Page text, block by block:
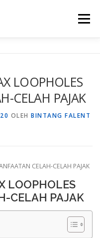
Menu
EVALUASI
LOOPHOLES
CELAH PAJAK
OLEH BINTANG FALENT
CELAH-CELAH PAJAK
LOOPHOLES
CELAH PAJAK